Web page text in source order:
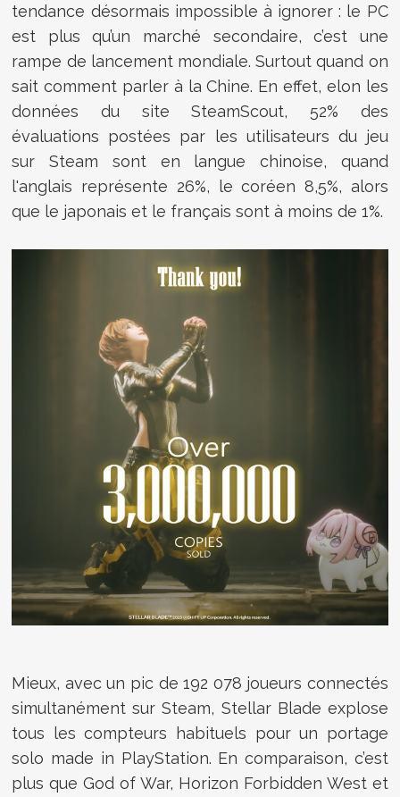
tendance désormais impossible à ignorer : le PC
est plus qu’un marché secondaire, c’est une
rampe de lancement mondiale. Surtout quand on
sait comment parler à la Chine. En effet, elon les
données du site SteamScout, 52% des
évaluations postées par les utilisateurs du jeu
sur Steam sont en langue chinoise, quand
l'anglais représente 26%, le coréen 8,5%, alors
que le japonais et le français sont à moins de 1%.
Mieux, avec un pic de 192 078 joueurs connectés
simultanément sur Steam, Stellar Blade explose
tous les compteurs habituels pour un portage
solo made in PlayStation. En comparaison, c’est
plus que God of War, Horizon Forbidden West et